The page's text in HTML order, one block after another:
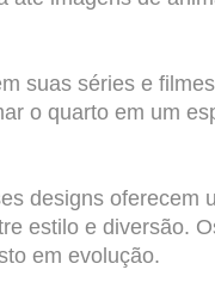
suas séries e
o quarto em um
designs oferecem
estilo e diversão.
em evolução.